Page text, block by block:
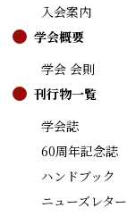
入会案内
学会概要
学会 会則
刊行物一覧
学会誌
60周年記念誌
ハンドブック
ニューズレター